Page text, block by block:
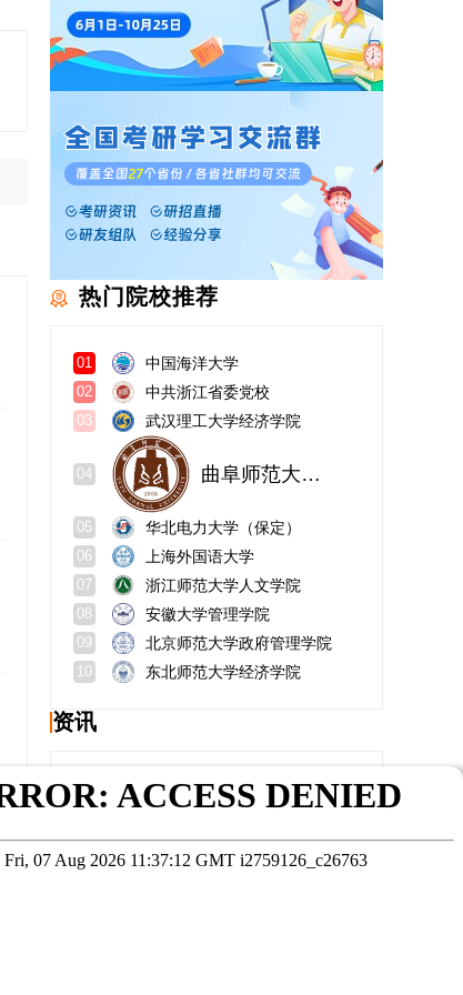
热门院校推荐
01 中国海洋大学
02 中共浙江省委党校
03 武汉理工大学经济学院
04 曲阜师范大学政治与公共管理学院
05 华北电力大学（保定）
06 上海外国语大学
07 浙江师范大学人文学院
08 安徽大学管理学院
09 北京师范大学政府管理学院
10 东北师范大学经济学院
资讯
中国农业大学考研有多难？研招网？
美国杜兰大学怎么样？申请条件？
云南师范大学地理学部在哪个校区？官网？